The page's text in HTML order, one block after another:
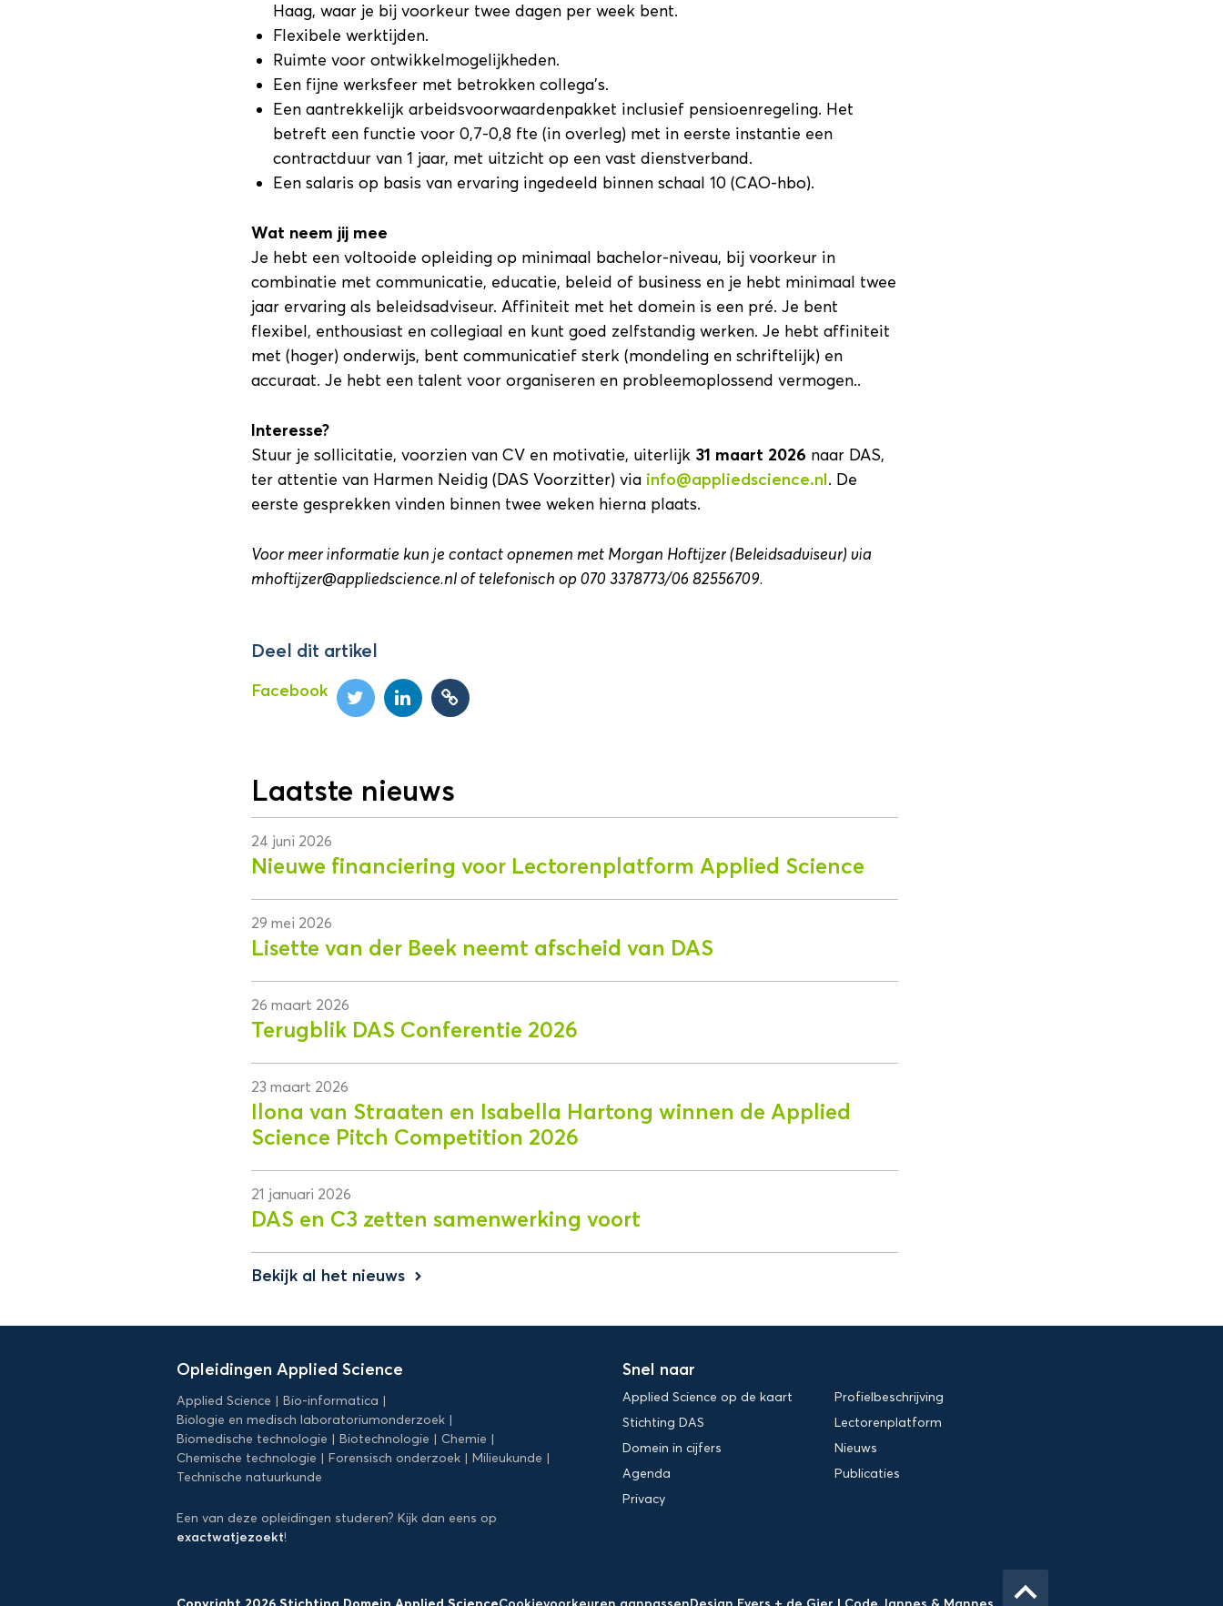
Haag, waar je bij voorkeur twee dagen per week bent.
Flexibele werktijden.
Ruimte voor ontwikkelmogelijkheden.
Een fijne werksfeer met betrokken collega’s.
Een aantrekkelijk arbeidsvoorwaardenpakket inclusief pensioenregeling. Het
betreft een functie voor 0,7-0,8 fte (in overleg) met in eerste instantie een
contractduur van 1 jaar, met uitzicht op een vast dienstverband.
Een salaris op basis van ervaring ingedeeld binnen schaal 10 (CAO-hbo).
Wat neem jij mee
Je hebt een voltooide opleiding op minimaal bachelor-niveau, bij voorkeur in
combinatie met communicatie, educatie, beleid of business en je hebt minimaal twee
jaar ervaring als beleidsadviseur. Affiniteit met het domein is een pré. Je bent
flexibel, enthousiast en collegiaal en kunt goed zelfstandig werken. Je hebt affiniteit
met (hoger) onderwijs, bent communicatief sterk (mondeling en schriftelijk) en
accuraat. Je hebt een talent voor organiseren en probleemoplossend vermogen..
Interesse?
Stuur je sollicitatie, voorzien van CV en motivatie, uiterlijk 31 maart 2026 naar DAS,
ter attentie van Harmen Neidig (DAS Voorzitter) via info@appliedscience.nl. De
eerste gesprekken vinden binnen twee weken hierna plaats.
Voor meer informatie kun je contact opnemen met Morgan Hoftijzer (Beleidsadviseur) via
mhoftijzer@appliedscience.nl of telefonisch op 070 3378773/06 82556709.
Deel dit artikel
Facebook
Laatste nieuws
24 juni 2026
Nieuwe financiering voor Lectorenplatform Applied Science
29 mei 2026
Lisette van der Beek neemt afscheid van DAS
26 maart 2026
Terugblik DAS Conferentie 2026
23 maart 2026
Ilona van Straaten en Isabella Hartong winnen de Applied
Science Pitch Competition 2026
21 januari 2026
DAS en C3 zetten samenwerking voort
Bekijk al het nieuws keyboard_arrow_right
Opleidingen Applied Science
Applied Science
Bio-informatica
Biologie en medisch laboratoriumonderzoek
Biomedische technologie
Biotechnologie
Chemie
Chemische technologie
Forensisch onderzoek
Milieukunde
Technische natuurkunde
Een van deze opleidingen studeren? Kijk dan eens op
exactwatjezoekt!
Snel naar
Applied Science op de kaart
Profielbeschrijving
Stichting DAS
Lectorenplatform
Domein in cijfers
Nieuws
Agenda
Publicaties
Privacy
keyboard_arrow_up